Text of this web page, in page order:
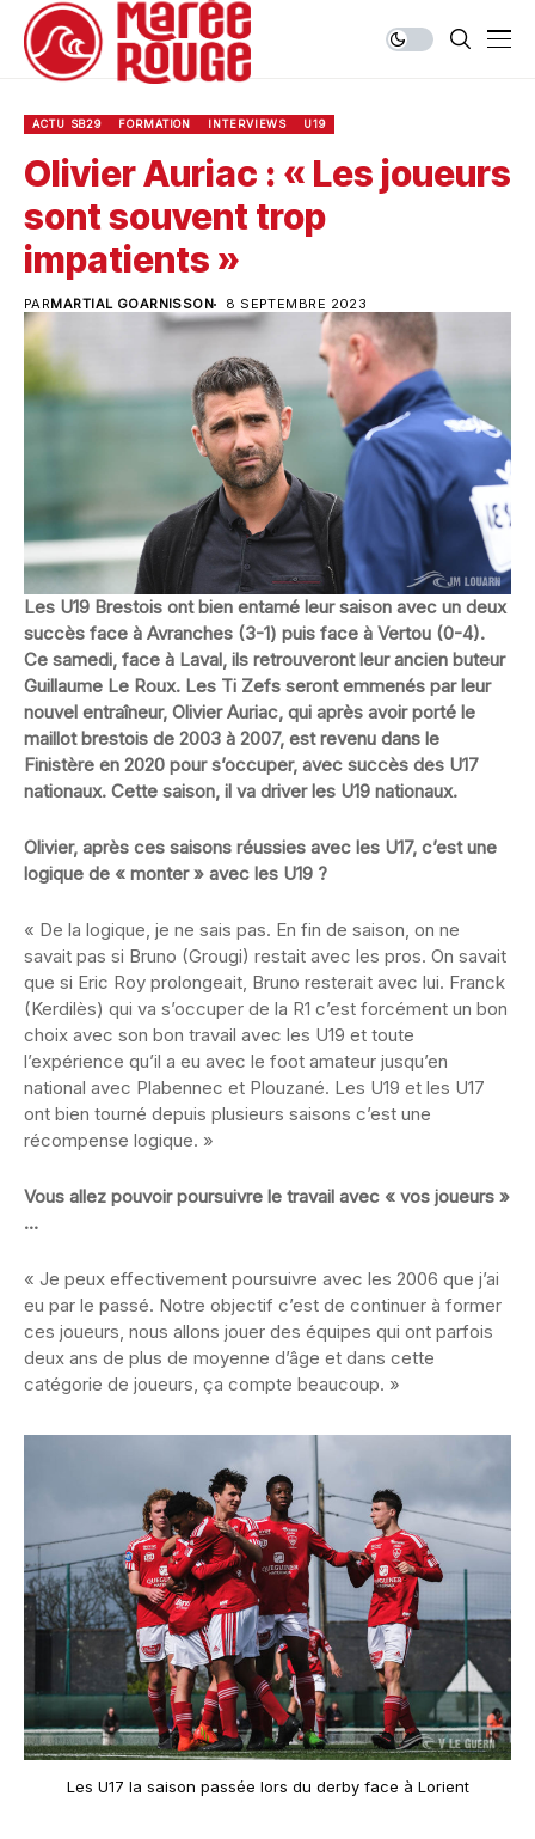
ACTU SB29 FORMATION INTERVIEWS U19
Olivier Auriac : « Les joueurs
sont souvent trop
impatients »
PARMARTIAL GOARNISSON 8 SEPTEMBRE 2023
Les U19 Brestois ont bien entamé leur saison avec un deux
succès face à Avranches (3-1) puis face à Vertou (0-4).
Ce samedi, face à Laval, ils retrouveront leur ancien buteur
Guillaume Le Roux. Les Ti Zefs seront emmenés par leur
nouvel entraîneur, Olivier Auriac, qui après avoir porté le
maillot brestois de 2003 à 2007, est revenu dans le
Finistère en 2020 pour s’occuper, avec succès des U17
nationaux. Cette saison, il va driver les U19 nationaux.
Olivier, après ces saisons réussies avec les U17, c’est une
logique de « monter » avec les U19 ?
« De la logique, je ne sais pas. En fin de saison, on ne
savait pas si Bruno (Grougi) restait avec les pros. On savait
que si Eric Roy prolongeait, Bruno resterait avec lui. Franck
(Kerdilès) qui va s’occuper de la R1 c’est forcément un bon
choix avec son bon travail avec les U19 et toute
l’expérience qu’il a eu avec le foot amateur jusqu’en
national avec Plabennec et Plouzané. Les U19 et les U17
ont bien tourné depuis plusieurs saisons c’est une
récompense logique. »
Vous allez pouvoir poursuivre le travail avec « vos joueurs »
…
« Je peux effectivement poursuivre avec les 2006 que j’ai
eu par le passé. Notre objectif c’est de continuer à former
ces joueurs, nous allons jouer des équipes qui ont parfois
deux ans de plus de moyenne d’âge et dans cette
catégorie de joueurs, ça compte beaucoup. »
Les U17 la saison passée lors du derby face à Lorient